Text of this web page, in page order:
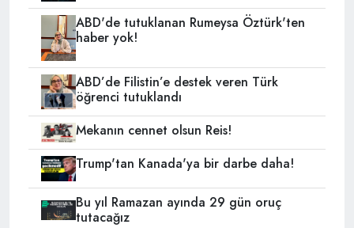
ABD'de tutuklanan Rumeysa Öztürk'ten
haber yok!
ABD’de Filistin’e destek veren Türk
öğrenci tutuklandı
Mekanın cennet olsun Reis!
Trump'tan Kanada'ya bir darbe daha!
Bu yıl Ramazan ayında 29 gün oruç
tutacağız